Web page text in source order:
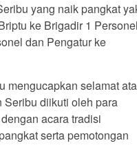
yang naik pangkat
ke Brigadir 1
dan Pengatur ke
mengucapkan selamat
diikuti oleh para
acara tradisi
serta pemotongan